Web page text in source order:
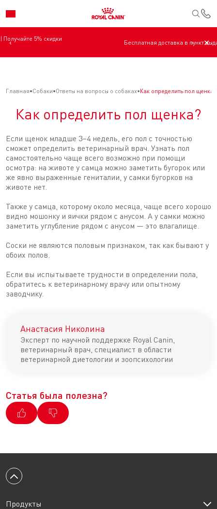
‹ Бесплатная доставка в пункт выдачи по всей Беларуси. › ✕
Главная Собаки Ответы на вопросы о собаках Как определить пол щенка?
Как определить пол щенка?
Если щенок младше 3–4 недель, его пол с точностью
сможет определить ветеринарный врач. Узнать пол
самостоятельно чаще всего возможно при помощи
осмотра: на животе у самца можно заметить бугорок или
же явно выраженные гениталии, у самки бугорков на
животе нет.
Также у самца, которому около месяца, чаще всего хорошо
видно мошонку и яички рядом с анусом. А у самки можно
заметить углубление рядом с анусом — это влагалище.
Соски не являются половым признаком, так как бывают у
обоих полов.
Если вы испытываете трудности в определении пола,
обратитесь к ветеринарному врачу или опытному
заводчику.
Анастасия Николина
Эксперт по научной поддержке Royal Canin,
ветеринарный врач, специалист в области
ветеринарной диетологии и зоопсихологии
Статья была полезна?
Вернуться к началу
Продукты